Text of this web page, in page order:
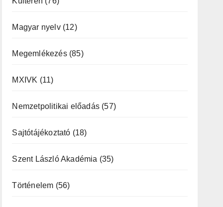
Magyar nyelv(12)
Megemlékezés(85)
MXIVK (11)
Nemzetpolitikai előadás(57)
Sajtótájékoztató (18)
Szent László Akadémia (35)
Történelem (56)